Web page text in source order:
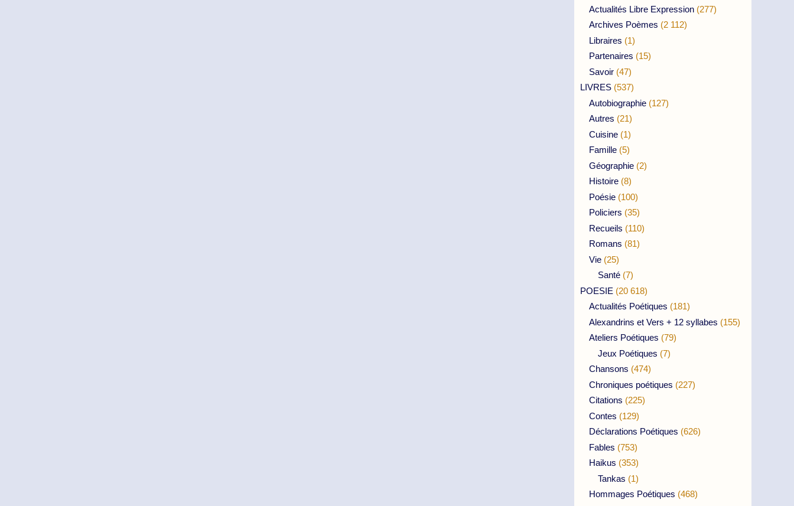
Actualités Libre Expression (277)
Archives Poèmes (2 112)
Libraires (1)
Partenaires (15)
Savoir (47)
LIVRES (537)
Autobiographie (127)
Autres (21)
Cuisine (1)
Famille (5)
Géographie (2)
Histoire (8)
Poésie (100)
Policiers (35)
Recueils (110)
Romans (81)
Vie (25)
Santé (7)
POESIE (20 618)
Actualités Poétiques (181)
Alexandrins et Vers + 12 syllabes (155)
Ateliers Poétiques (79)
Jeux Poétiques (7)
Chansons (474)
Chroniques poétiques (227)
Citations (225)
Contes (129)
Déclarations Poétiques (626)
Fables (753)
Haikus (353)
Tankas (1)
Hommages Poétiques (468)